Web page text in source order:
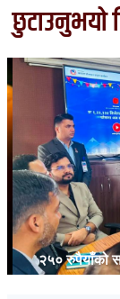
छुटाउनुभयो
२५० रुपैयाँको